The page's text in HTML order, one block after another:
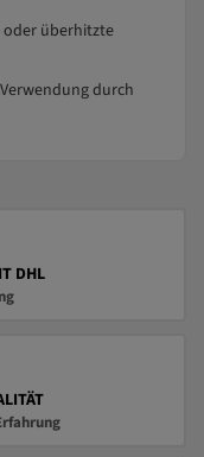
oder überhitzte
durch
DHL